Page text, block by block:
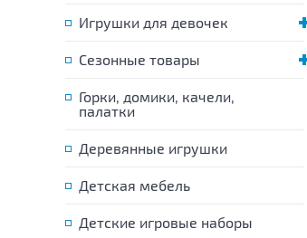
Игрушки для девочек
Сезонные товары
Горки, домики, качели,
палатки
Деревянные игрушки
Детская мебель
Детские игровые наборы
автомобиль" (Крош)
235 р.
В КОРЗИНУ
Игрушка "Детский
эконом)
Цена: